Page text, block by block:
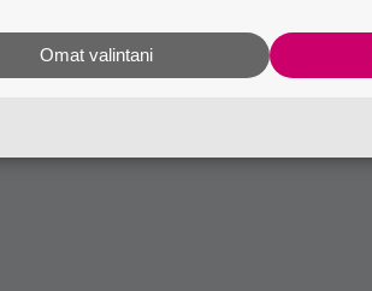
Tämä oli ensimmäinen biisi,
En ole ihan varma, mitä tästä
yleisestä teemasta. Yritin saada
enemmän kuin muissa.
Omat valintani